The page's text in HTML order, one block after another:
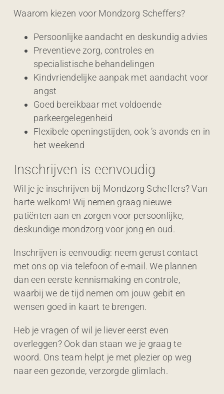
Waarom kiezen voor Mondzorg Scheffers?
Persoonlijke aandacht en deskundig advies
Preventieve zorg, controles en
specialistische behandelingen
Kindvriendelijke aanpak met aandacht voor
angst
Goed bereikbaar met voldoende
parkeergelegenheid
Flexibele openingstijden, ook ’s avonds en in
het weekend
Inschrijven is eenvoudig
Wil je je inschrijven bij Mondzorg Scheffers? Van
harte welkom! Wij nemen graag nieuwe
patiënten aan en zorgen voor persoonlijke,
deskundige mondzorg voor jong en oud.
Inschrijven is eenvoudig: neem gerust contact
met ons op via telefoon of e-mail. We plannen
dan een eerste kennismaking en controle,
waarbij we de tijd nemen om jouw gebit en
wensen goed in kaart te brengen.
Heb je vragen of wil je liever eerst even
overleggen? Ook dan staan we je graag te
woord. Ons team helpt je met plezier op weg
naar een gezonde, verzorgde glimlach.